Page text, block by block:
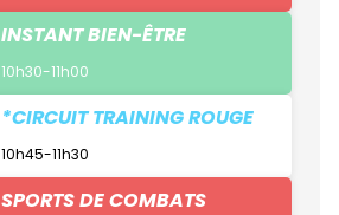
INSTANT BIEN-ÊTRE
10h30-11h00
*CIRCUIT TRAINING ROUGE
10h45-11h30
SPORTS DE COMBATS